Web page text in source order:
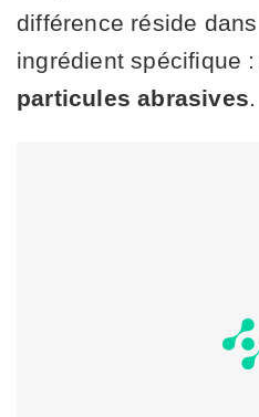
différence réside
ingrédient spécifique :
particules abrasives.